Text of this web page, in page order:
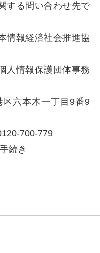
する問い合わせ先で
情報経済社会推進協
人情報保護団体事務
区六本木一丁目9番9
700-779
続き